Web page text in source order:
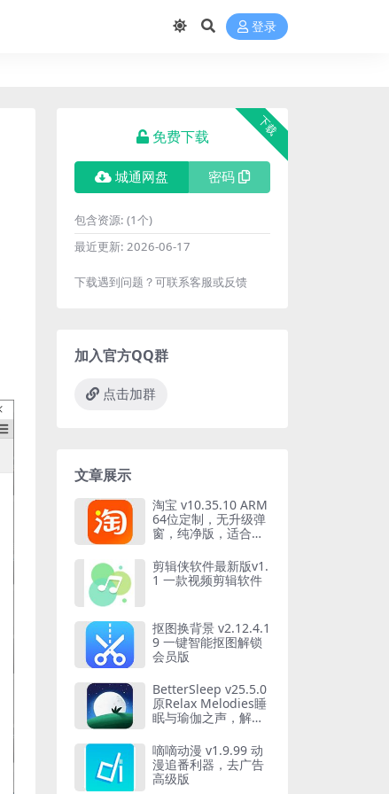
登录
下载
免费下载
城通网盘 密码
包含资源: (1个)
最近更新: 2026-06-17
下载遇到问题？可联系客服或反馈
加入官方QQ群
点击加群
文章展示
淘宝 v10.35.10 ARM
64位定制，无升级弹
窗，纯净版，适合当
剪辑侠软件最新版v1.
1 一款视频剪辑软件
抠图换背景 v2.12.4.1
9 一键智能抠图解锁
会员版
BetterSleep v25.5.0
原Relax Melodies睡
眠与瑜伽之声，解锁
嘀嘀动漫 v1.9.99 动
漫追番利器，去广告
高级版